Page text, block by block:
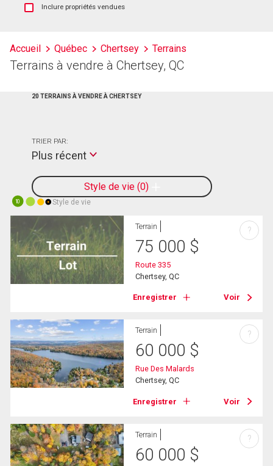
Afficher
et
les
Inclure propriétés vendues
Accueil Québec Chertsey Terrains
Terrains à vendre à Chertsey, QC
20 TERRAINS À VENDRE À CHERTSEY
Style de vie 0
TRIER PAR:
Plus récent
10 Style de vie
Terrain
75 000 $
Route 335
Chertsey, QC
Enregistrer Voir
?
Terrain
60 000 $
Rue Des Malards
Chertsey, QC
Enregistrer Voir
?
Terrain
60 000 $
?